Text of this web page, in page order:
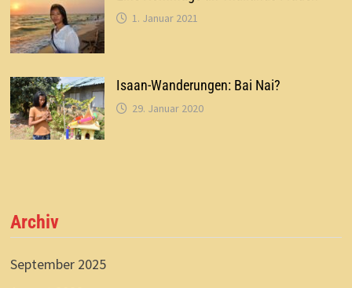
1. Januar 2021
Isaan-Wanderungen: Bai Nai?
29. Januar 2020
Archiv
September 2025